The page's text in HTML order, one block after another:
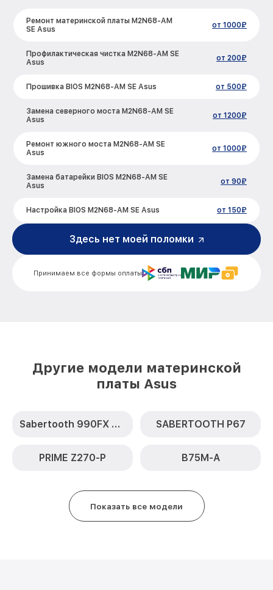
Ремонт материнской платы M2N68-AM
SE Asus
от 1000₽
Профилактическая чистка M2N68-AM SE
Asus
от 200₽
Прошивка BIOS M2N68-AM SE Asus от 500₽
Замена северного моста M2N68-AM SE
Asus
от 1200₽
Ремонт южного моста M2N68-AM SE
Asus
от 1000₽
Замена батарейки BIOS M2N68-AM SE
Asus
от 90₽
Настройка BIOS M2N68-AM SE Asus от 150₽
Принимаем все формы оплаты
Здесь нет моей поломки
Другие модели материнской
платы Asus
Sabertooth 990FX R2.0 SABERTOOTH P67
PRIME Z270-P B75M-A
Показать все модели